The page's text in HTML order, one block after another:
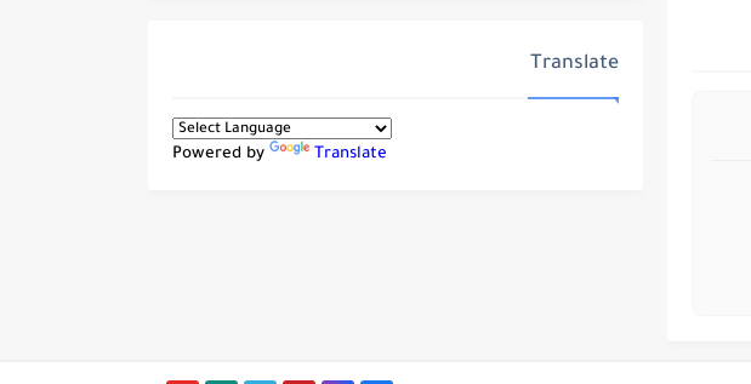
Translate
Powered by Translate